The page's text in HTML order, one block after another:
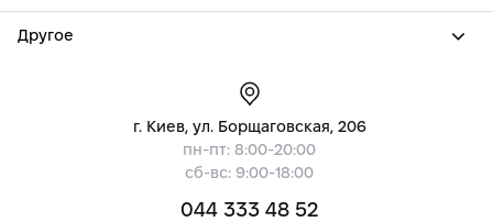
Другое
г. Киев, ул. Борщаговская, 206
пн-пт: 8:00-20:00
сб-вс: 9:00-18:00
044 333 48 52